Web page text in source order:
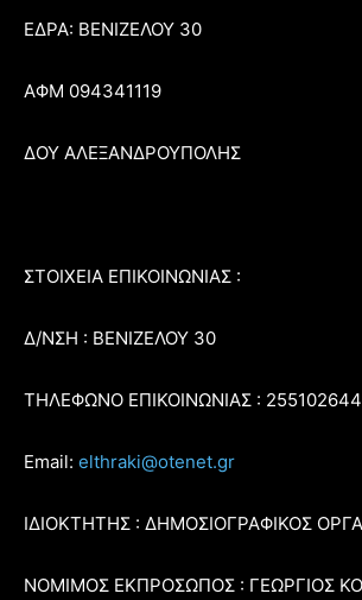
ΕΔΡΑ: ΒΕΝΙΖΕΛΟΥ 30
ΑΦΜ 094341119
ΔΟΥ ΑΛΕΞΑΝΔΡΟΥΠΟΛΗΣ
ΣΤΟΙΧΕΙΑ ΕΠΙΚΟΙΝΩΝΙΑΣ :
Δ/ΝΣΗ : ΒΕΝΙΖΕΛΟΥ 30
ΤΗΛΕΦΩΝΟ ΕΠΙΚΟΙΝΩΝΙΑΣ :
Email: elthraki@otenet.gr
ΙΔΙΟΚΤΗΤΗΣ : ΔΗΜΟΣΙΟΓΡΑΦΙΚΟΣ
ΝΟΜΙΜΟΣ ΕΚΠΡΟΣΩΠΟΣ : ΓΕΩΡΓΙΟΣ